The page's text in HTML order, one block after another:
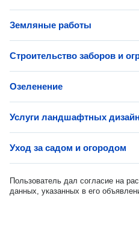
Земляные работы
Строительство заборов и
Озеленение
Услуги ландшафтных
Уход за садом и огородом
Пользователь дал согласие на
данных, указанных в его